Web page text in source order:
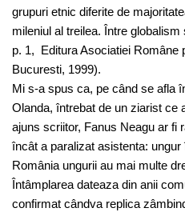
grupuri etnic diferite de
mileniul al treilea. Între globalism
p. 1, Editura Asociatiei Române
Bucuresti, 1999).
Mi s-a spus ca, pe când se afla
Olanda, întrebat de un ziarist ce
ajuns scriitor, Fanus Neagu ar fi
încât a paralizat asistenta:
România ungurii au mai multe
Întâmplarea dateaza din anii
confirmat cândva replica